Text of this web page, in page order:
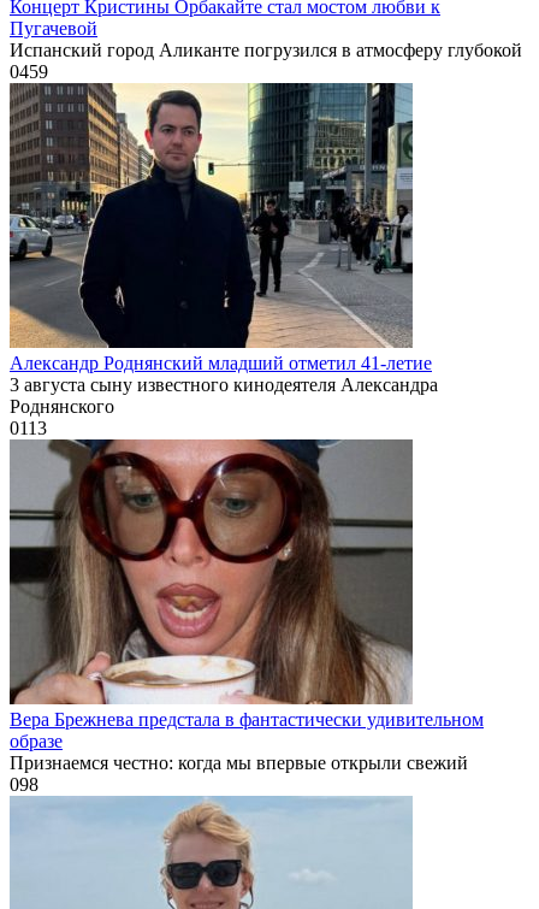
Концерт Кристины Орбакайте стал мостом любви к
Пугачевой
Испанский город Аликанте погрузился в атмосферу глубокой
0459
Александр Роднянский младший отметил 41-летие
3 августа сыну известного кинодеятеля Александра
Роднянского
0113
Вера Брежнева предстала в фантастически удивительном
образе
Признаемся честно: когда мы впервые открыли свежий
098